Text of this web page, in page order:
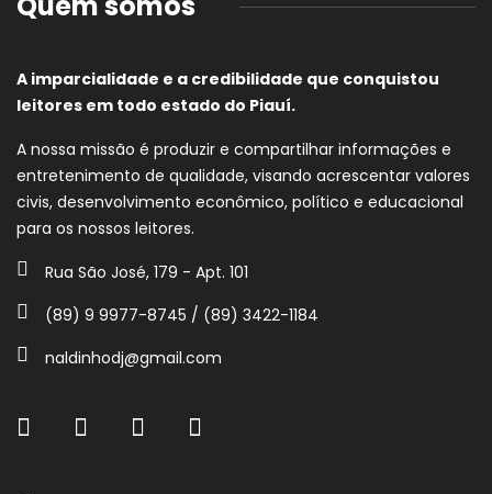
A imparcialidade e a credibilidade que conquistou
leitores em todo estado do Piauí.
A nossa missão é produzir e compartilhar informações e
entretenimento de qualidade, visando acrescentar valores
civis, desenvolvimento econômico, político e educacional
para os nossos leitores.
Rua São José, 179 - Apt. 101
(89) 9 9977-8745 / (89) 3422-1184
naldinhodj@gmail.com